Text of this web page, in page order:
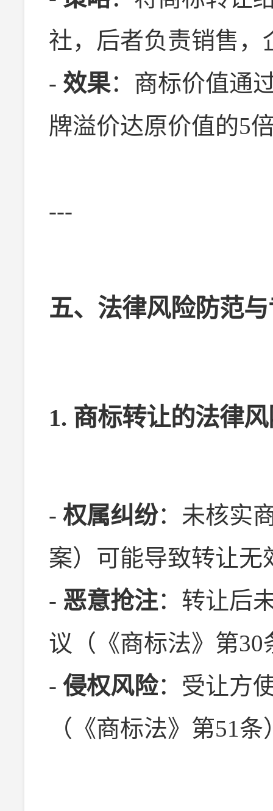
社，后者负责销售，
- 效果：商标价值通
牌溢价达原价值的5
---
五、法律风险防范
1. 商标转让的法律
- 权属纠纷：未核实
案）可能导致转让无
- 恶意抢注：转让后
议（《商标法》第30
- 侵权风险：受让方
（《商标法》第51条